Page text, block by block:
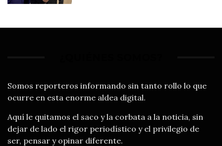
Somos reporteros informando sin tanto rollo lo que
ocurre en esta enorme aldea digital.
Aquí le quitamos el saco y la corbata a la noticia, sin
dejar de lado el rigor periodístico y el privilegio de
ser, pensar y opinar diferente.